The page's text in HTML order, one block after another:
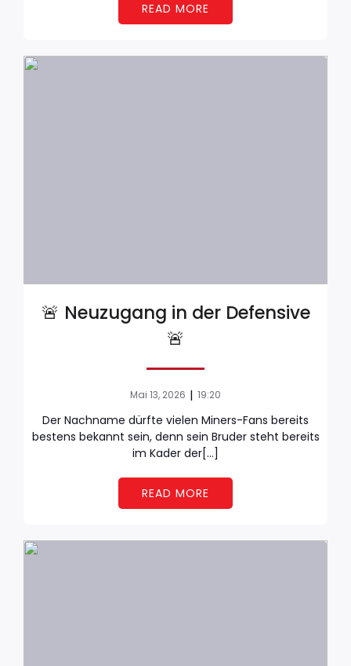
READ MORE
🚨 Neuzugang in der Defensive
🚨
Mai 13, 2026 | 19:20
Der Nachname dürfte vielen Miners-Fans bereits
bestens bekannt sein, denn sein Bruder steht bereits
im Kader der[…]
READ MORE